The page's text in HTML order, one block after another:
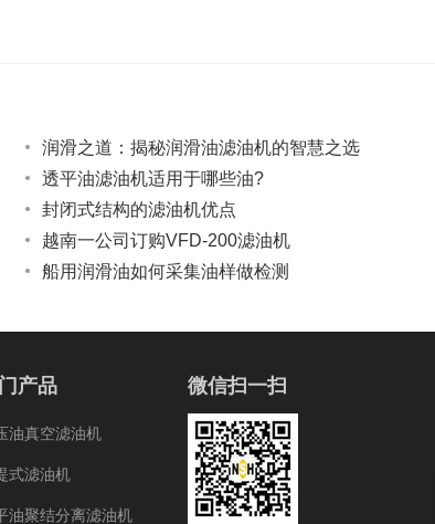
润滑之道：揭秘润滑油滤油机的智慧之选
透平油滤油机适用于哪些油?
封闭式结构的滤油机优点
越南一公司订购VFD-200滤油机
船用润滑油如何采集油样做检测
产品
油真空滤油机
式滤油机
油聚结分离滤油机
微信扫一扫